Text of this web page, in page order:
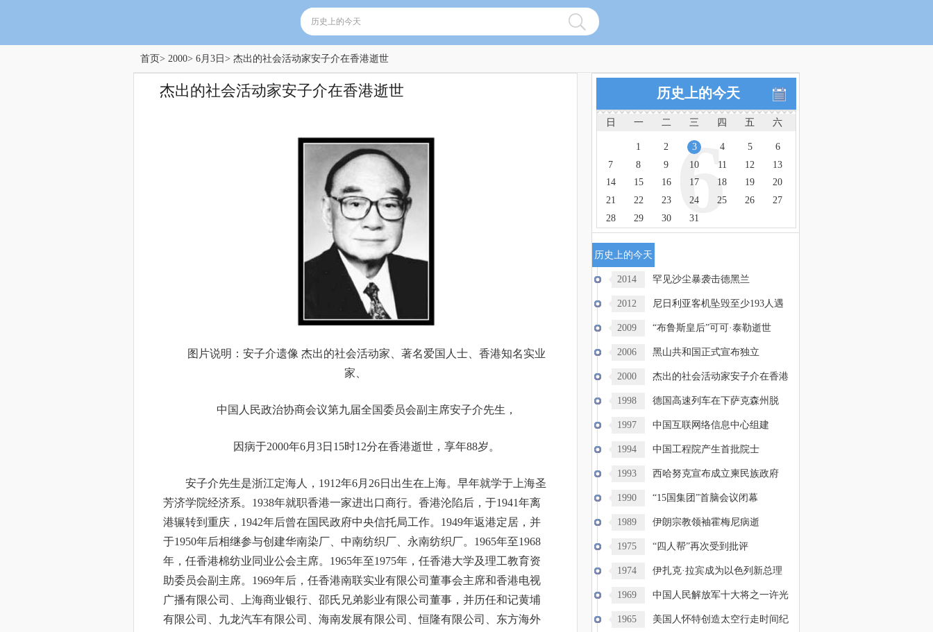
首页> 2000> 6月3日 > 杰出的社会活动家安子介在香港逝世
杰出的社会活动家安子介在香港逝世
图片说明：安子介遗像 杰出的社会活动家、著名爱国人士、香港知名实业
家、
中国人民政治协商会议第九届全国委员会副主席安子介先生，
因病于2000年6月3日15时12分在香港逝世，享年88岁。
安子介先生是浙江定海人，1912年6月26日出生在上海。早年就学于上海圣
芳济学院经济系。1938年就职香港一家进出口商行。香港沦陷后，于1941年离
港辗转到重庆，1942年后曾在国民政府中央信托局工作。1949年返港定居，并
于1950年后相继参与创建华南染厂、中南纺织厂、永南纺织厂。1965年至1968
年，任香港棉纺业同业公会主席。1965年至1975年，任香港大学及理工教育资
助委员会副主席。1969年后，任香港南联实业有限公司董事会主席和香港电视
广播有限公司、上海商业银行、邵氏兄弟影业有限公司董事，并历任和记黄埔
有限公司、九龙汽车有限公司、海南发展有限公司、恒隆有限公司、东方海外
历史上的今天
日 一 二 三 四 五 六
6
1 2 3 4 5
6
7
8 9 10 11 12
13
14
15 16 17 18 19
20
21
22 23 24 25 26
27
28
29 30 31
历史上的今天
2014 罕见沙尘暴袭击德黑兰
2012 尼日利亚客机坠毁至少193人遇
2009 “布鲁斯皇后”可可·泰勒逝世
2006 黑山共和国正式宣布独立
2000 杰出的社会活动家安子介在香港
逝1998 德国高速列车在下萨克森州脱
轨，
1997 中国互联网络信息中心组建
1994 中国工程院产生首批院士
1993 西哈努克宣布成立柬民族政府
1990 “15国集团”首脑会议闭幕
1989 伊朗宗教领袖霍梅尼病逝
1975 “四人帮”再次受到批评
1974 伊扎克·拉宾成为以色列新总理
1969 中国人民解放军十大将之一许光
达1965 美国人怀特创造太空行走时间纪